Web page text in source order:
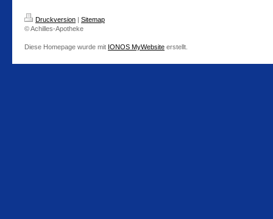
Druckversion | Sitemap
© Achilles-Apotheke
Diese Homepage wurde mit IONOS MyWebsite erstellt.